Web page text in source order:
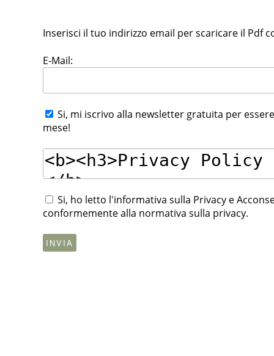
Inserisci il tuo indirizzo email per scaricare il Pdf
E-Mail:
Si, mi iscrivo alla newsletter gratuita per
mese!
Si, ho letto l'informativa sulla Privacy e
conformemente alla normativa sulla privacy.
INVIA